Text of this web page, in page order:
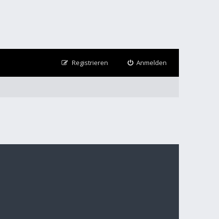
Anmelden
Registrieren